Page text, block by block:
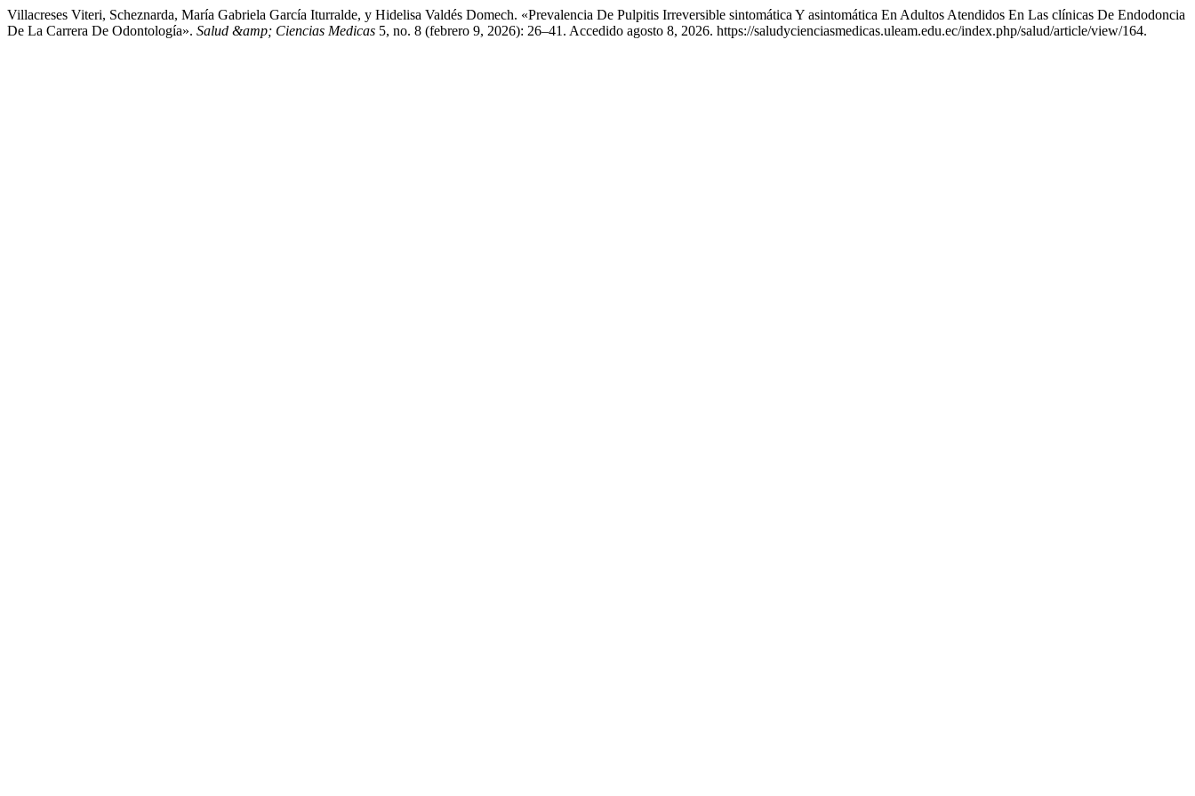
Villacreses Viteri, Scheznarda, María Gabriela García Iturralde, y Hidelisa Valdés Domech. «Prevalencia De Pulpitis Irreversible sintomática Y asintomática En Adultos Atendidos En Las clínicas De Endodoncia
De La Carrera De Odontología». Salud &amp; Ciencias Medicas 5, no. 8 (febrero 9, 2026): 26–41. Accedido agosto 8, 2026. https://saludycienciasmedicas.uleam.edu.ec/index.php/salud/article/view/164.